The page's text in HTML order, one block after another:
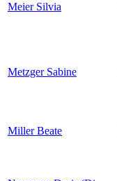
Meier Silvia
Metzger Sabine
Miller Beate